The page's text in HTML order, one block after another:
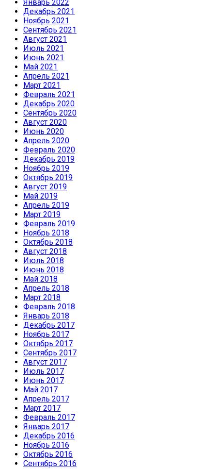
Январь 2022
Декабрь 2021
Ноябрь 2021
Сентябрь 2021
Август 2021
Июль 2021
Июнь 2021
Май 2021
Апрель 2021
Март 2021
Февраль 2021
Декабрь 2020
Сентябрь 2020
Август 2020
Июнь 2020
Апрель 2020
Февраль 2020
Декабрь 2019
Ноябрь 2019
Октябрь 2019
Август 2019
Май 2019
Апрель 2019
Март 2019
Февраль 2019
Ноябрь 2018
Октябрь 2018
Август 2018
Июль 2018
Июнь 2018
Май 2018
Апрель 2018
Март 2018
Февраль 2018
Январь 2018
Декабрь 2017
Ноябрь 2017
Октябрь 2017
Сентябрь 2017
Август 2017
Июль 2017
Июнь 2017
Май 2017
Апрель 2017
Март 2017
Февраль 2017
Январь 2017
Декабрь 2016
Ноябрь 2016
Октябрь 2016
Сентябрь 2016